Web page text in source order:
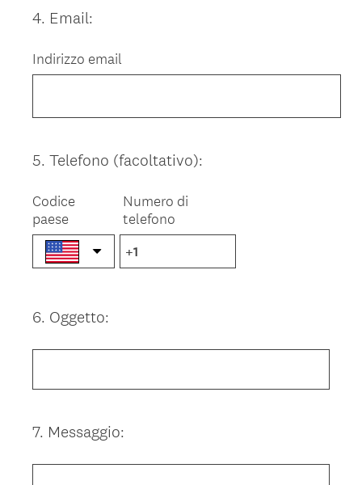
Question
4. Email:
Indirizzo email
Question
5. Telefono (facoltativo):
Codice
paese
Numero di
telefono
Question
6. Oggetto:
Question
7. Messaggio: